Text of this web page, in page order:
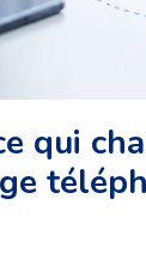
qui